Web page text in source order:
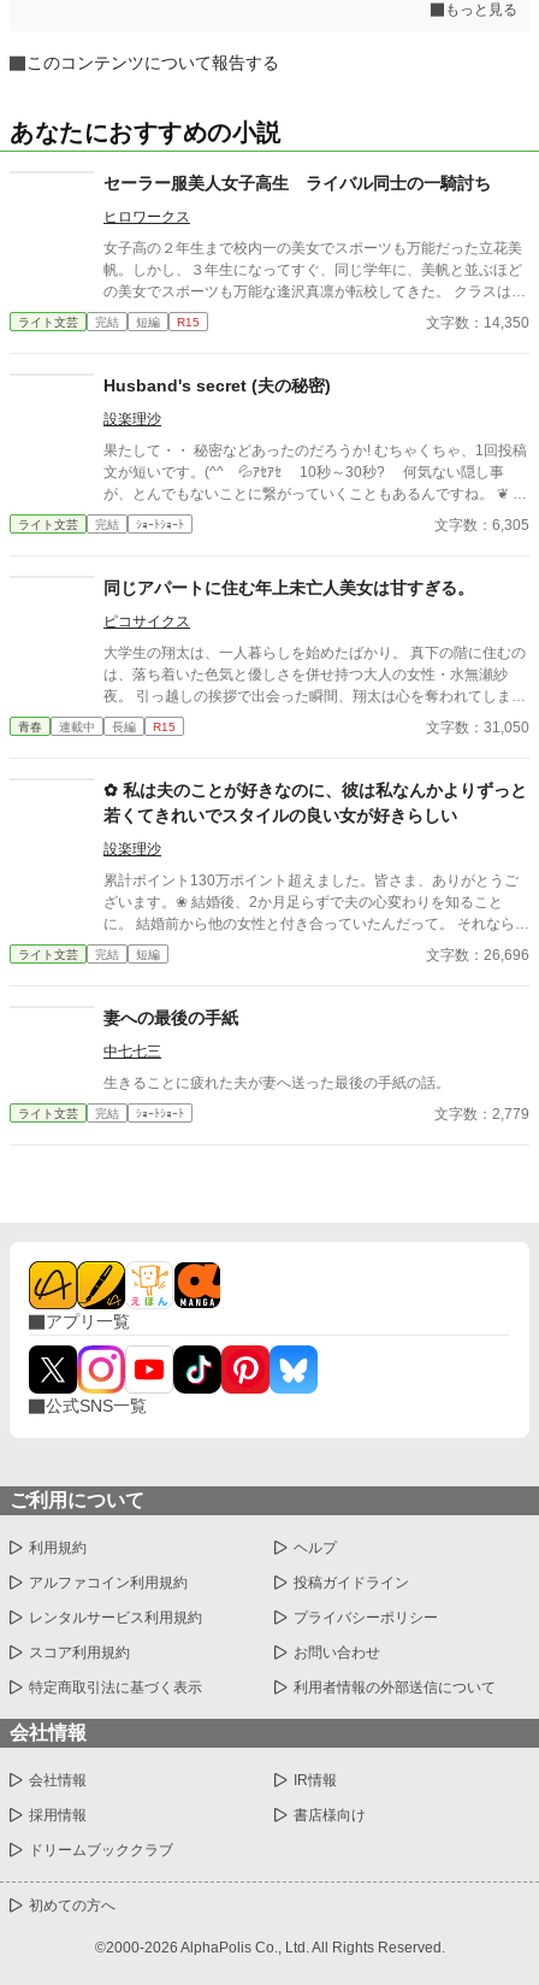
もっと見る
このコンテンツについて報告する
あなたにおすすめの小説
セーラー服美人女子高生 ライバル同士の一騎討ち
ヒロワークス
女子高の２年生まで校内一の美女でスポーツも万能だった立花美
帆。しかし、３年生になってすぐ、同じ学年に、美帆と並ぶほど
の美女でスポーツも万能な逢沢真凛が転校してきた。 クラスは、
隣りだったが、春のスポーツ大会と夏の水泳大会でライバル関係
が芽生える。 それに加えて、美帆と真凛は、隣りの男子校の俊介
そして、秋の体育祭では、美帆と真凛が走り高跳びや100メート
ル走、騎馬戦で対決！ その結果、放課後の体育館で一騎討ちをす
ることに。
ライト文芸 完結 短編 R15 文字数：14,350
Husband's secret (夫の秘密)
設楽理沙
果たして・・ 秘密などあったのだろうか! むちゃくちゃ、1回投稿
文が短いです。(^^ゞ💦ｱｾｱｾ 10秒～30秒? 何気ない隠し事
が、とんでもないことに繋がっていくこともあるんですね。 ❦ イ
ラストはAI生成画像 自作
ライト文芸 完結 ｼｮｰﾄｼｮｰﾄ 文字数：6,305
同じアパートに住む年上未亡人美女は甘すぎる。
ピコサイクス
大学生の翔太は、一人暮らしを始めたばかり。 真下の階に住むの
は、落ち着いた色気と優しさを併せ持つ大人の女性・水無瀬紗
夜。 引っ越しの挨拶で出会った瞬間、翔太は心を奪われてしま
う。 偶然にもアルバイト先のスーパーで再会した彼女は、翔太を
すぐに採用し、温かく仕事を教えてくれる存在だった。 ある日の
紗夜の部屋でご飯をご馳走になるほど親密に。 優しくて穏やかで
――その色気に触れるたび、翔太の心は揺れていく。 大人の女性
と大学生、甘くちょっぴり刺激的な同居生活（？）がはじまる。
青春 連載中 長編 R15 文字数：31,050
✿ 私は夫のことが好きなのに、彼は私なんかよりずっと
若くてきれいでスタイルの良い女が好きらしい
設楽理沙
累計ポイント130万ポイント超えました。皆さま、ありがとうご
ざいます。❀ 結婚後、2か月足らずで夫の心変わりを知ること
に。 結婚前から他の女性と付き合っていたんだって。 それならそ
うと、ちゃんと話してくれていれば、結婚なんて しなかった。 呆
れた私はすぐに家を出て自立の道を探すことにした。 それなの
夫。 だめだめ、信用できないからね～。 さようなら。 ＊＊＊＊
＊＊*.✿..✿.*＊＊＊＊＊＊ ◇｜日比野滉星《ひびのこうせい》32
才 会社員 ◇ 日比野ひまり 32才 ◇ 石田唯 29才
滉星の同僚 ◇新堂冬也 25才 ひまり
ライト文芸 完結 短編 文字数：26,696
妻への最後の手紙
中七七三
生きることに疲れた夫が妻へ送った最後の手紙の話。
ライト文芸 完結 ｼｮｰﾄｼｮｰﾄ 文字数：2,779
アプリ一覧
公式SNS一覧
ご利用について
利用規約 ヘルプ
アルファコイン利用規約 投稿ガイドライン
レンタルサービス利用規約 プライバシーポリシー
スコア利用規約 お問い合わせ
特定商取引法に基づく表示 利用者情報の外部送信について
会社情報
会社情報 IR情報
採用情報 書店様向け
ドリームブッククラブ
初めての方へ
©2000-2026 AlphaPolis Co., Ltd. All Rights Reserved.